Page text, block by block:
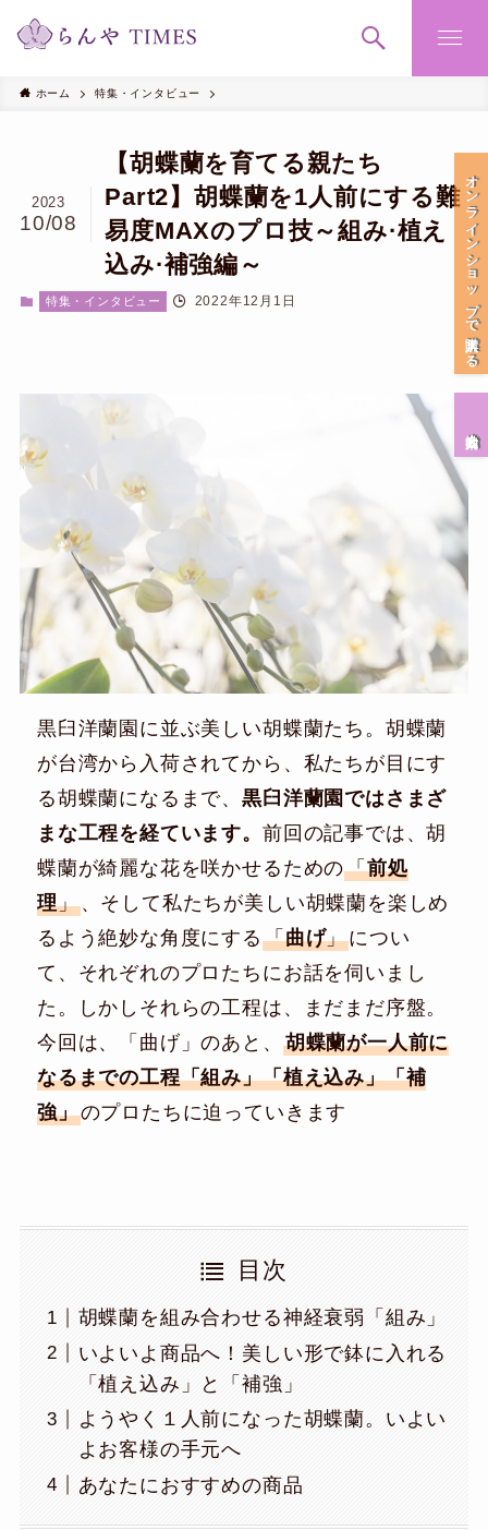
ホーム 特集・インタビュー
【胡蝶蘭を育てる親たち
Part2】胡蝶蘭を1人前にする難
易度MAXのプロ技～組み·植え
込み·補強編～
2023
10/08
特集・インタビュー 2022年12月1日
黒臼洋蘭園に並ぶ美しい胡蝶蘭たち。胡蝶蘭
が台湾から入荷されてから、私たちが目にす
る胡蝶蘭になるまで、黒臼洋蘭園ではさまざ
まな工程を経ています。 前回の記事では、胡
蝶蘭が綺麗な花を咲かせるための「前処
理」、そして私たちが美しい胡蝶蘭を楽しめ
るよう絶妙な角度にする 「曲げ」につい
て、それぞれのプロたちにお話を伺いまし
た。しかしそれらの工程は、まだまだ序盤。
今回は、「曲げ」のあと、 胡蝶蘭が一人前に
なるまでの工程「組み」「植え込み」「補
強」のプロたちに迫っていきます
目次
胡蝶蘭を組み合わせる神経衰弱「組み」
いよいよ商品へ！美しい形で鉢に入れる
「植え込み」と「補強」
ようやく１人前になった胡蝶蘭。いよい
よお客様の手元へ
あなたにおすすめの商品
オンラインショップで購入する